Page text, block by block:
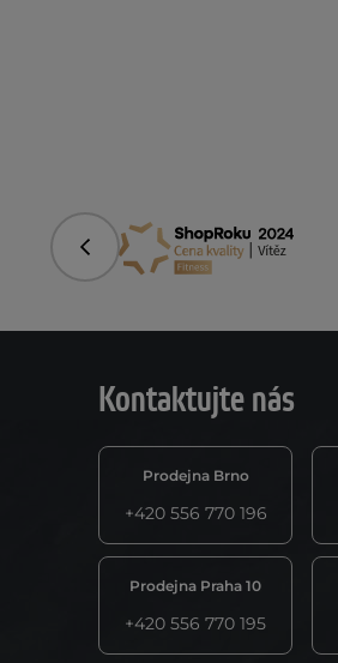
Předchozí
Kontaktujte nás
Prodejna Brno
+420 556 770 196
Prodejna Praha 10
+420 556 770 195